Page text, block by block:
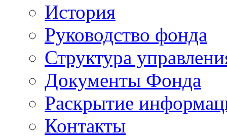
История
Руководство фонда
Структура
Документы Фонда
Раскрытие
Контакты